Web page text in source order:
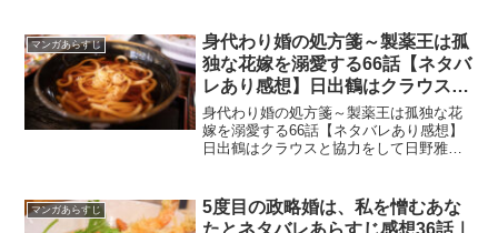
マンガあらすじ
身代わり婚の処方箋～製薬王は孤
独な花嫁を溺愛する66話【ネタバ
レあり感想】日出鶴はクラウスと
協力をして日野雅彦のことを調べ
ていた！
身代わり婚の処方箋～製薬王は孤独な花
嫁を溺愛する66話【ネタバレあり感想】
日出鶴はクラウスと協力をして日野雅彦
マンガあらすじ
5度目の政略婚は、私を憎むあな
たとネタバレあらすじ感想36話｜